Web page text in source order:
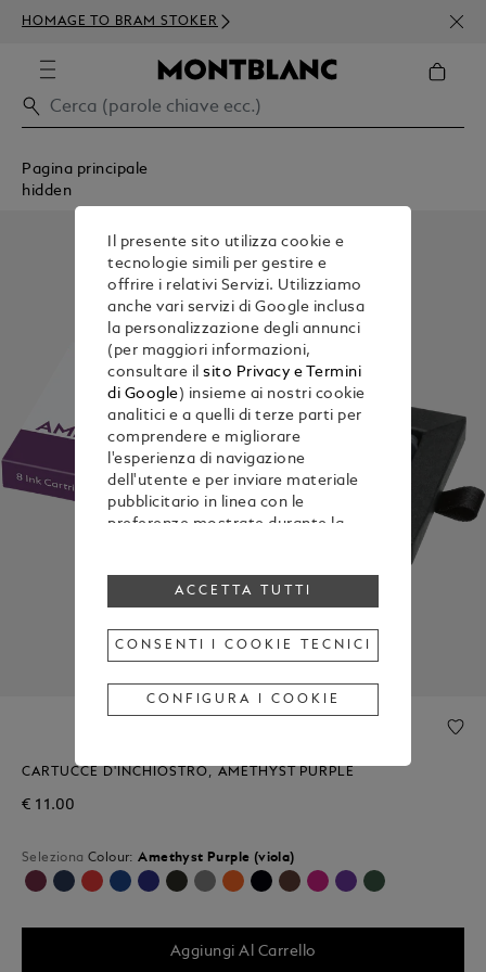
HOMAGE TO BRAM STOKER
Pagina principale
hidden
CARTUCCE D'INCHIOSTRO, AMETHYST PURPLE
€ 11.00
SelezionaColour: Amethyst Purple (viola)
Selezionato
Aggiungi Al Carrello
Il presente sito utilizza cookie e
tecnologie simili per gestire e
offrire i relativi Servizi. Utilizziamo
anche vari servizi di Google inclusa
la personalizzazione degli annunci
(per maggiori informazioni,
consultare ilsito Privacy e Termini
di Google) insieme ai nostri cookie
analitici e a quelli di terze parti per
comprendere e migliorare
l'esperienza di navigazione
dell'utente e per inviare materiale
pubblicitario in linea con le
preferenze mostrate durante la
consenso all’utilizzo di alcuni o di
tutti i cookie, clicca “Configura i
cookie”, oppure, per maggiori
Cliccando su “Accetta tutti”, esprimi
il tuo consenso all’utilizzo dei
ACCETTA TUTTI
CONSENTI I COOKIE TECNICI
CONFIGURA I COOKIE